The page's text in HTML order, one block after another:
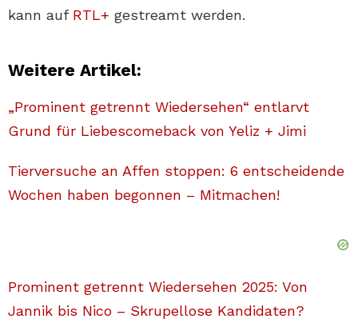
kann auf RTL+ gestreamt werden.
Weitere Artikel:
„Prominent getrennt Wiedersehen“ entlarvt
Grund für Liebescomeback von Yeliz + Jimi
Tierversuche an Affen stoppen: 6 entscheidende
Wochen haben begonnen – Mitmachen!
Prominent getrennt Wiedersehen 2025: Von
Jannik bis Nico – Skrupellose Kandidaten?